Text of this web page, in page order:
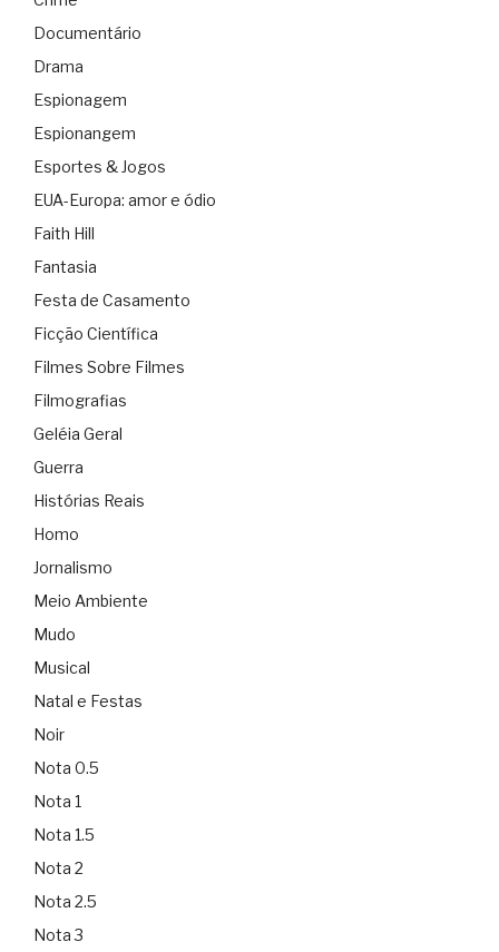
Documentário
Drama
Espionagem
Espionangem
Esportes & Jogos
EUA-Europa: amor e ódio
Faith Hill
Fantasia
Festa de Casamento
Ficção Científica
Filmes Sobre Filmes
Filmografias
Geléia Geral
Guerra
Histórias Reais
Homo
Jornalismo
Meio Ambiente
Mudo
Musical
Natal e Festas
Noir
Nota 0.5
Nota 1
Nota 1.5
Nota 2
Nota 2.5
Nota 3